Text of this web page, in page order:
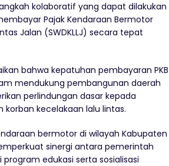
kolaboratif yang dapat dilakukan
Pajak Kendaraan Bermotor
Jalan (SWDKLLJ) secara tepat
bahwa kepatuhan pembayaran PKB
mendukung pembangunan daerah
perlindungan dasar kepada
kecelakaan lalu lintas.
bermotor di wilayah Kabupaten
sinergi antara pemerintah
edukasi serta sosialisasi